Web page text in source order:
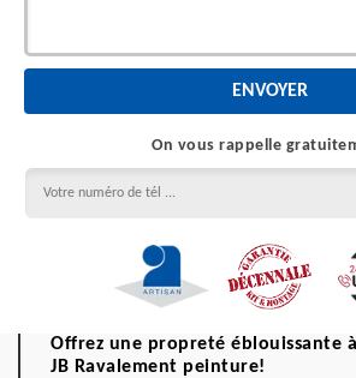
On vous rappelle
Offrez une propreté éblouissante
JB Ravalement peinture!